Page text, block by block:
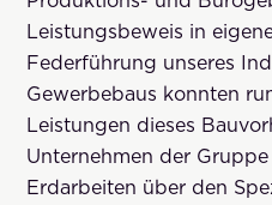
Leistungsbeweis in
Federführung unseres
Gewerbebaus konnten
Leistungen dieses
Unternehmen der
Erdarbeiten über den